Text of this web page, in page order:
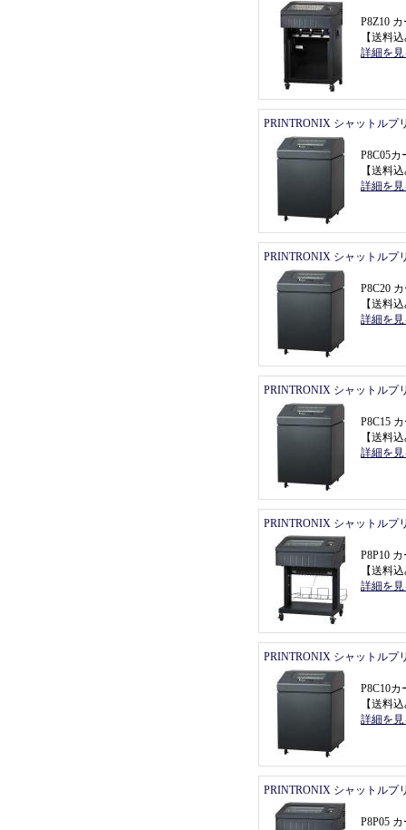
P8Z10
【送料
詳細を
PRINTRONIX シャットルプ
P8C05
【送料
詳細を
PRINTRONIX シャットルプ
P8C20
【送料
詳細を
PRINTRONIX シャットルプ
P8C15
【送料
詳細を
PRINTRONIX シャットルプ
P8P10
【送料
詳細を
PRINTRONIX シャットルプ
P8C10
【送料
詳細を
PRINTRONIX シャットルプ
P8P05